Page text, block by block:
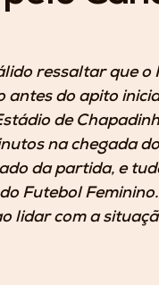
ressaltar que
do apito
de
na chegada
da partida, e
Futebol
lidar com a